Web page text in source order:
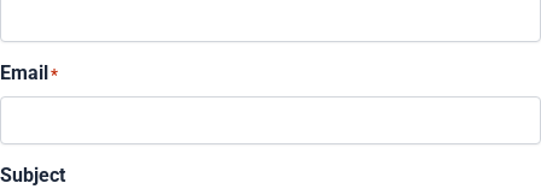
Email *
Subject